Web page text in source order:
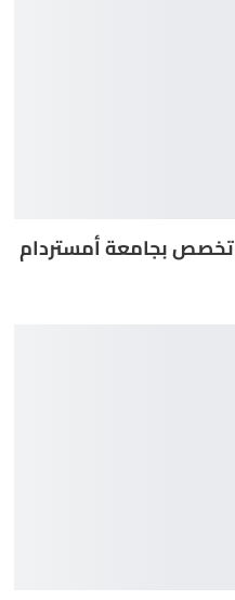
منح ماجستير في أكثر من 37 تخصص بجامعة أمستردام